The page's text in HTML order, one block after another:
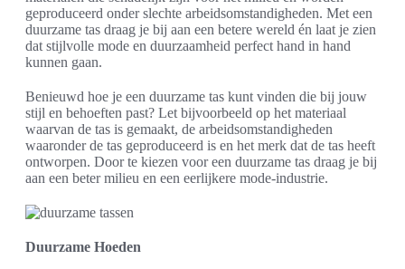
geproduceerd onder slechte arbeidsomstandigheden. Met een
duurzame tas draag je bij aan een betere wereld én laat je zien
dat stijlvolle mode en duurzaamheid perfect hand in hand
kunnen gaan.
Benieuwd hoe je een duurzame tas kunt vinden die bij jouw
stijl en behoeften past? Let bijvoorbeeld op het materiaal
waarvan de tas is gemaakt, de arbeidsomstandigheden
waaronder de tas geproduceerd is en het merk dat de tas heeft
ontworpen. Door te kiezen voor een duurzame tas draag je bij
aan een beter milieu en een eerlijkere mode-industrie.
Duurzame Hoeden